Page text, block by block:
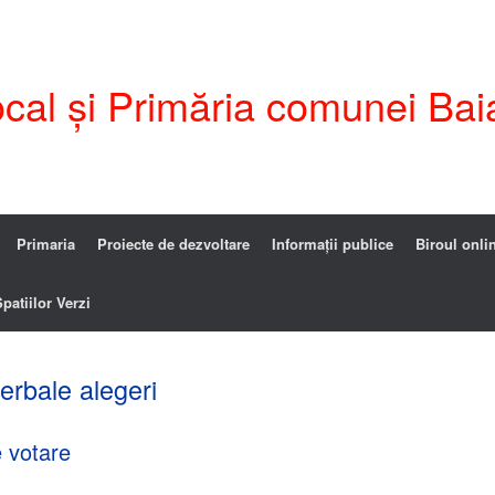
și Primăria comunei
Primaria Proiecte de dezvoltare Informații publice Biroul
Verzi
alegeri
votare